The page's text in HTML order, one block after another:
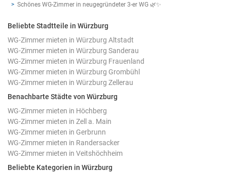
Schönes WG-Zimmer in neugegründeter 3-er WG 🌿✨
Beliebte Stadtteile in Würzburg
WG-Zimmer mieten in Würzburg Altstadt
WG-Zimmer mieten in Würzburg Sanderau
WG-Zimmer mieten in Würzburg Frauenland
WG-Zimmer mieten in Würzburg Grombühl
WG-Zimmer mieten in Würzburg Zellerau
Benachbarte Städte von Würzburg
WG-Zimmer mieten in Höchberg
WG-Zimmer mieten in Zell a. Main
WG-Zimmer mieten in Gerbrunn
WG-Zimmer mieten in Randersacker
WG-Zimmer mieten in Veitshöchheim
Beliebte Kategorien in Würzburg